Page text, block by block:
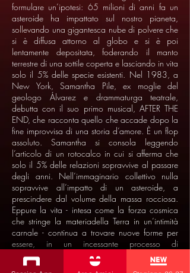
formulare un’ipotesi: 65 milioni di anni fa un
asteroide ha impattato sul nostro pianeta,
sollevando una gigantesca nube di polvere che
si è diffusa attorno al globo e si è poi
lentamente depositata, foderando il manto
terrestre di una sottile coperta e lasciando in vita
solo il 5% delle specie esistenti. Nel 1983, a
New York, Samantha Pile, ex moglie del
geologo Álvarez e drammaturga teatrale,
debutta con il suo primo musical, AFTER THE
END, che racconta quello che accade dopo la
fine improvvisa di una storia d’amore. È un flop
assoluto. Samantha si consola leggendo
l’articolo di un rotocalco in cui si afferma che
solo il 5% delle relazioni sopravvive al passare
degli anni. Nell’immaginario collettivo nulla
sopravvive all’impatto di un asteroide, a
prescindere dal volume della massa rocciosa.
Eppure la vita - intesa come la forza cosmica
che stringe la materiadella Terra in un’intimità
carnale - continua a trovare nuove forme per
essere, in un incessante processo di
metamorfosi.